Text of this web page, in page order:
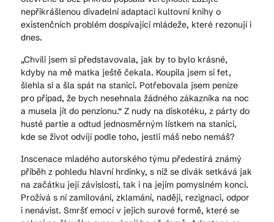
nepřikrášlenou divadelní adaptaci kultovní knihy o
existenčních problém dospívající mládeže, které rezonují i
dnes.
„Chvíli jsem si představovala, jak by to bylo krásné,
kdyby na mě matka ještě čekala. Koupila jsem si fet,
šlehla si a šla spát na stanici. Potřebovala jsem peníze
pro případ, že bych nesehnala žádného zákazníka na noc
a musela jít do penzionu.“ Z nudy na diskotéku, z párty do
husté partie a odtud jednosměrným lístkem na stanici,
kde se život odvíjí podle toho, jestli máš nebo nemáš?
Inscenace mladého autorského týmu předestírá známý
příběh z pohledu hlavní hrdinky, s níž se divák setkává jak
na začátku její závislosti, tak i na jejím pomyslném konci.
Prožívá s ní zamilování, zklamání, naději, rezignaci, odpor
i nenávist. Smršť emocí v jejich surové formě, které se